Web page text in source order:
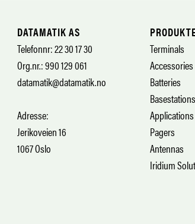
DATAMATIK AS
Telefonnr: 22 30 17 30
Org.nr.: 990 129 061
datamatik@datamatik.no
Adresse:
Jerikoveien 16
1067 Oslo
Terminals
Accessories
Batteries
Applications
Pagers
Antennas
Iridium